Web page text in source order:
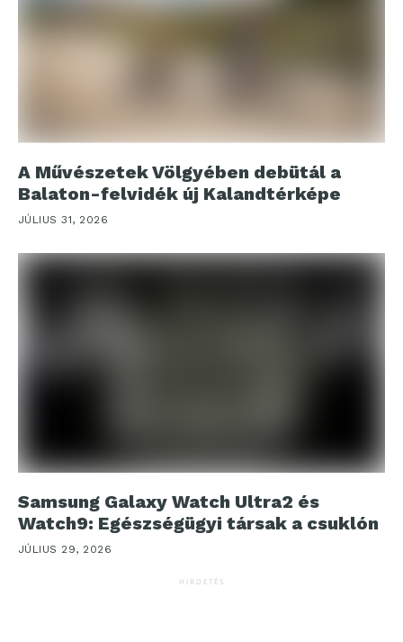
A Művészetek Völgyében debütál a
Balaton-felvidék új Kalandtérképe
JÚLIUS 31, 2026
Samsung Galaxy Watch Ultra2 és
Watch9: Egészségügyi társak a csuklón
JÚLIUS 29, 2026
HIRDETÉS